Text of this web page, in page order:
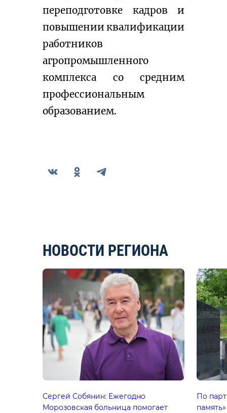
переподготовке кадров и
повышении квалификации
работников
агропромышленного
комплекса со средним
профессиональным
образованием.
НОВОСТИ РЕГИОНА
Сергей Собянин: Ежегодно
Морозовская больница помогает
По